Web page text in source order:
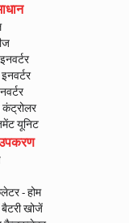
कंट्रोलर
यूनिट
उपकरण
- होम
खोजें